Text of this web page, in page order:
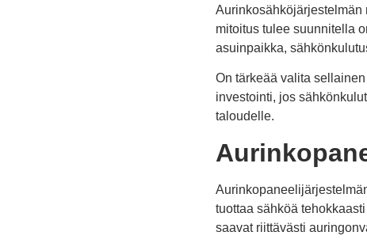
Aurinkosähköjärjestelmän
mitoitus tulee suunnitella
asuinpaikka,
On tärkeää valita
investointi, jos
taloudelle.
tuottaa sähköä
saavat riittävästi